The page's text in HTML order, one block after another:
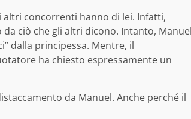
altri concorrenti hanno di lei. Infatti,
ciò che gli altri dicono. Intanto,
dalla principessa. Mentre, il
ha chiesto espressamente un
da Manuel. Anche perché il